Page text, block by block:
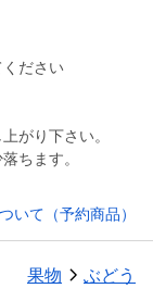
ださい
がり下さい。
ちます。
いて（予約商品）
果物 ぶどう